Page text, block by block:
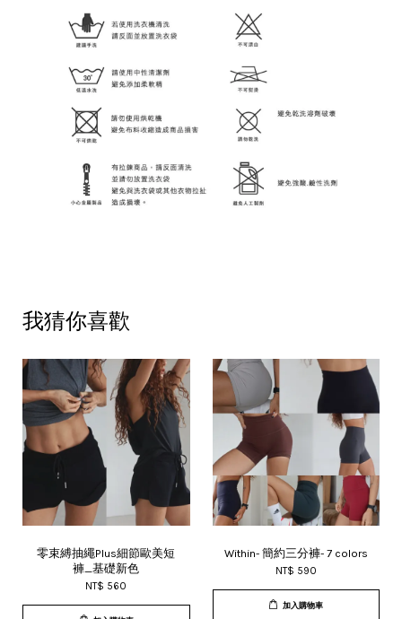
我猜你喜歡
零束縛抽繩Plus細節歐美短
褲_基礎新色
NT$ 560
Within- 簡約三分褲- 7 colors
NT$ 590
加入購物車